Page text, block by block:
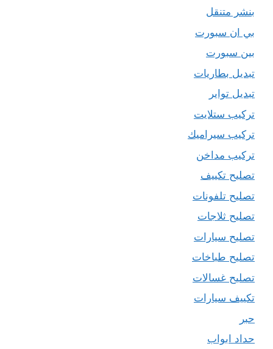
بنشر متنقل
بي ان سبورت
بين سبورت
تبديل بطاريات
تبديل تواير
تركيب ستلايت
تركيب سيراميك
تركيب مداخن
تصليح تكييف
تصليح تلفونات
تصليح ثلاجات
تصليح سيارات
تصليح طباخات
تصليح غسالات
تكييف سيارات
حبر
حداد ابواب